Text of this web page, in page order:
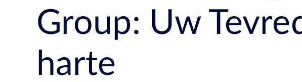
Group: Uw
harte